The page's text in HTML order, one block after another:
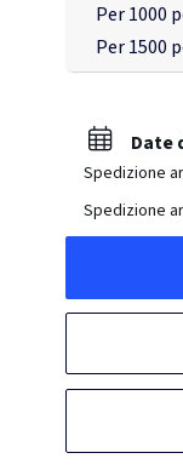
Per 1000
Per 1500
Date
Spedizione
Spedizione